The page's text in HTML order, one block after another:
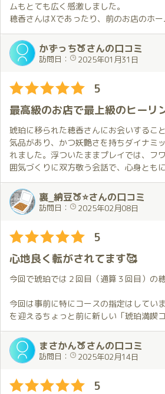
休憩時間を含めて様々な配慮をされてお
常に高い女性で最高級店に相応しいと感
広くて豪華なお部屋で穂香さんと過ごす
い幸せな時間でした。
これからも穂香さんにお会いできる日を
ムもとても広く感激しました。
穂香さんはXであったり、前のお店のホ
ただいており、穂香さんをイメージして
して話しをするとまさに、イメージ通り
ルの良さ、当方の大好きなオッ〇イも形
ったです。プレイの方も軽いトークから
もらい、そして、急な要望でしたが、コ
ざベ〇ト、イチャイチャプレイで、息子
い、69からの交わり、バ〇クと正〇位で
香さんも気持ちよくなっていただき、こ
最後は、マ〇トプレイですが、マッサー
上の鏡で見えるので、興奮が止まりませ
位で交わり、フィニッシュとなりました。
穂香さんは、おしゃべり、包容力、何と
男を満足させてくれる女性です！
穂香さんからのプレゼントも依頼してい
で、宝物になりました。
次も穂香さん一択で色んな体位を試して
の遠方から会いにいった甲斐がありまし
た！
かずっち🍑さんの口コミ
訪問日： 2025年01月31日
5
最高級のお店で最上級のヒーリ
琥珀に移られた穂香さんにお会いするこ
気品があり、かつ妖艶さを持ちダイナミ
れました。浮ついたままプレイでは、フ
囲気づくりに双方敬う会話で、心身とも
き大満足、素敵な時間でした。美貌美尻
い自分には絶妙にマッチしてしまいます
方にはぜひお勧めしたいキャストです。
お店の入り口から高級ホテルに負けな
うな豪華な広いお部屋で清潔に備品が整
でのサービスは最高級のSQCAの高さを感
得られるよう、日常に戻り頑張ります。
裏_納豆🍑⭐さんの口コミ
訪問日： 2025年02月08日
5
心地良く転がされてます🥰
今回で琥珀では２回目（通算３回目）の
今回は事前に特にコースの指定はしてい
を迎えるちょっと前に新しい「琥珀満喫
り、直前ではありましたがそれをお願い
今回衣装のリクエストは、前回の私服と
🐇」をお願いしたのですが、ご対面した
想像を裏切られました😁。
まさかん🍑さんの口コミ
訪問日： 2025年02月14日
5